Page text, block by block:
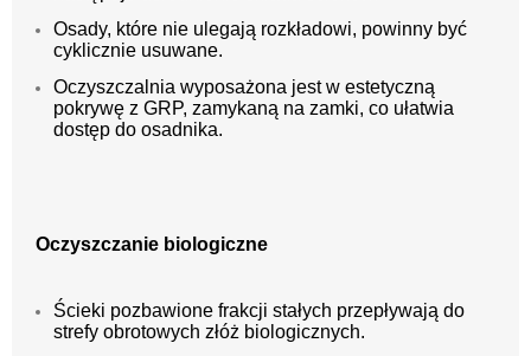
Osady, które nie ulegają rozkładowi, powinny być
cyklicznie usuwane.
Oczyszczalnia wyposażona jest w estetyczną
pokrywę z GRP, zamykaną na zamki, co ułatwia
dostęp do osadnika.
Oczyszczanie biologiczne
Ścieki pozbawione frakcji stałych przepływają do
strefy obrotowych złóż biologicznych.